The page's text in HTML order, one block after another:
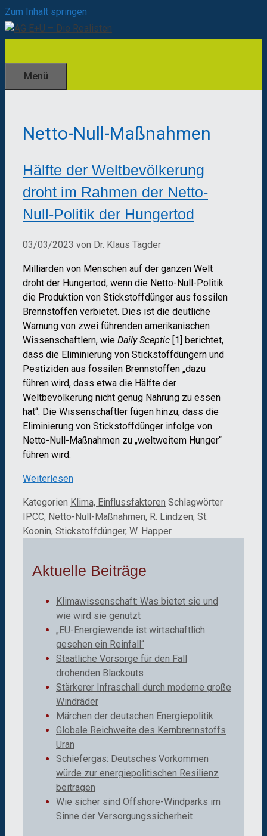
Zum Inhalt springen
Menü
Netto-Null-Maßnahmen
Hälfte der Weltbevölkerung
droht im Rahmen der Netto-
Null-Politik der Hungertod
03/03/2023 von Dr. Klaus Tägder
Milliarden von Menschen auf der ganzen Welt
droht der Hungertod, wenn die Netto-Null-Politik
die Produktion von Stickstoffdünger aus fossilen
Brennstoffen verbietet. Dies ist die deutliche
Warnung von zwei führenden amerikanischen
Wissenschaftlern, wie Daily Sceptic [1] berichtet,
dass die Eliminierung von Stickstoffdüngern und
Pestiziden aus fossilen Brennstoffen „dazu
führen wird, dass etwa die Hälfte der
Weltbevölkerung nicht genug Nahrung zu essen
hat“. Die Wissenschaftler fügen hinzu, dass die
Eliminierung von Stickstoffdünger infolge von
Netto-Null-Maßnahmen zu „weltweitem Hunger“
führen wird.
Weiterlesen
Kategorien Klima, Einflussfaktoren Schlagwörter
IPCC, Netto-Null-Maßnahmen, R. Lindzen, St.
Koonin, Stickstoffdünger, W. Happer
Aktuelle Beiträge
Klimawissenschaft: Was bietet sie und
wie wird sie genutzt
„EU-Energiewende ist wirtschaftlich
gesehen ein Reinfall“
Staatliche Vorsorge für den Fall
drohenden Blackouts
Stärkerer Infraschall durch moderne große
Windräder
Märchen der deutschen Energiepolitik
Globale Reichweite des Kernbrennstoffs
Uran
Schiefergas: Deutsches Vorkommen
würde zur energiepolitischen Resilienz
beitragen
Wie sicher sind Offshore-Windparks im
Sinne der Versorgungssicherheit